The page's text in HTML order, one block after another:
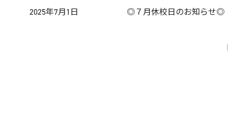
2025年7月1日 ◎７月休校日のお知らせ◎